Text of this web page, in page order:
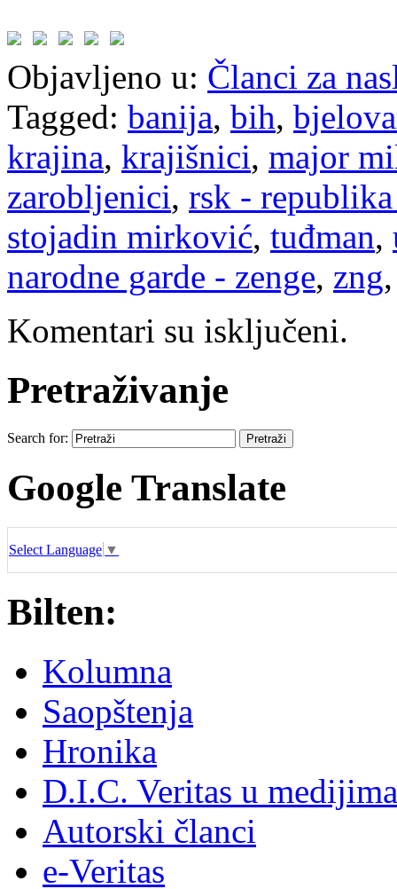
Objavljeno u: Članci za
Tagged: banija, bih,
krajina, krajišnici, major
zarobljenici, rsk -
stojadin mirković, tuđman,
narodne garde - zenge, zng
Komentari su isključeni.
Pretraživanje
Search for:
Google Translate
Select Language ▼
Bilten:
Kolumna
Saopštenja
Hronika
D.I.C. Veritas u medijima
Autorski članci
e-Veritas